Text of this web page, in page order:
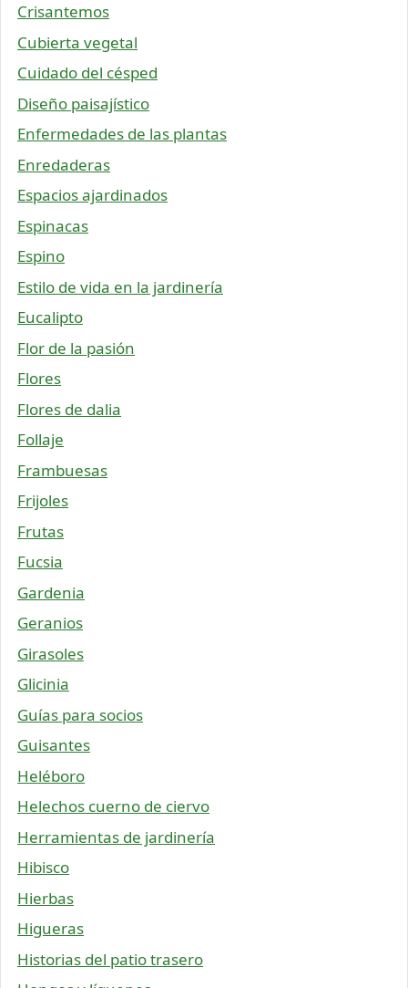
Crisantemos
Cubierta vegetal
Cuidado del césped
Diseño paisajístico
Enfermedades de las plantas
Enredaderas
Espacios ajardinados
Espinacas
Espino
Estilo de vida en la jardinería
Eucalipto
Flor de la pasión
Flores
Flores de dalia
Follaje
Frambuesas
Frijoles
Frutas
Fucsia
Gardenia
Geranios
Girasoles
Glicinia
Guías para socios
Guisantes
Heléboro
Helechos cuerno de ciervo
Herramientas de jardinería
Hibisco
Hierbas
Higueras
Historias del patio trasero